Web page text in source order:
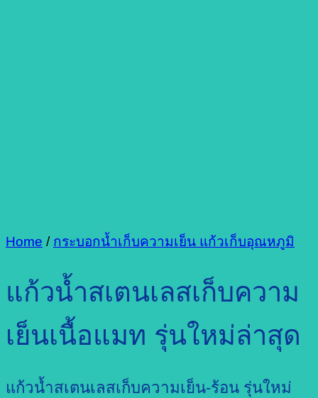
Home / กระบอกน้ำเก็บความเย็น แก้วเก็บอุณหภูมิ
แก้วน้ำสเตนเลสเก็บความ
เย็นเนื้อแมท รุ่นใหม่ล่าสุด
แก้วน้ำสเตนเลสเก็บความเย็น-ร้อน รุ่นใหม่